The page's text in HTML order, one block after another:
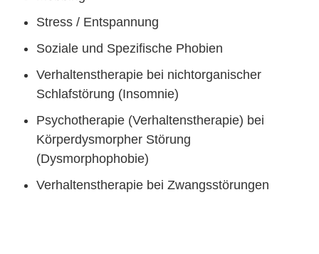
Stress / Entspannung
Soziale und Spezifische Phobien
Verhaltenstherapie bei nichtorganischer
Schlafstörung (Insomnie)
Psychotherapie (Verhaltenstherapie) bei
Körperdysmorpher Störung
(Dysmorphophobie)
Verhaltenstherapie bei Zwangsstörungen